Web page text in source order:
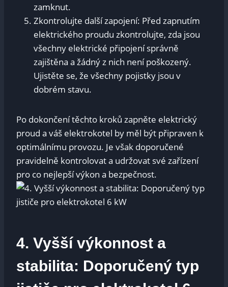
zamknut.
Zkontrolujte další zapojení: Před‌ zapnutím
elektrického proudu zkontrolujte, zda ⁤jsou
všechny elektrické připojení ⁣správně
⁣zajištěna ⁤a žádný z⁢ nich není poškozený.
Ujistěte se, že všechny pojistky jsou v
dobrém stavu.
Po dokončení těchto kroků zapněte elektrický
proud a váš elektrokotel ‍by měl být připraven k
optimálnímu provozu. Je však doporučené
pravidelně kontrolovat a udržovat‌ své zařízení
pro ⁣co nejlepší výkon a⁢ bezpečnost.
4. Vyšší výkonnost⁢ a
stabilita:​ Doporučený typ